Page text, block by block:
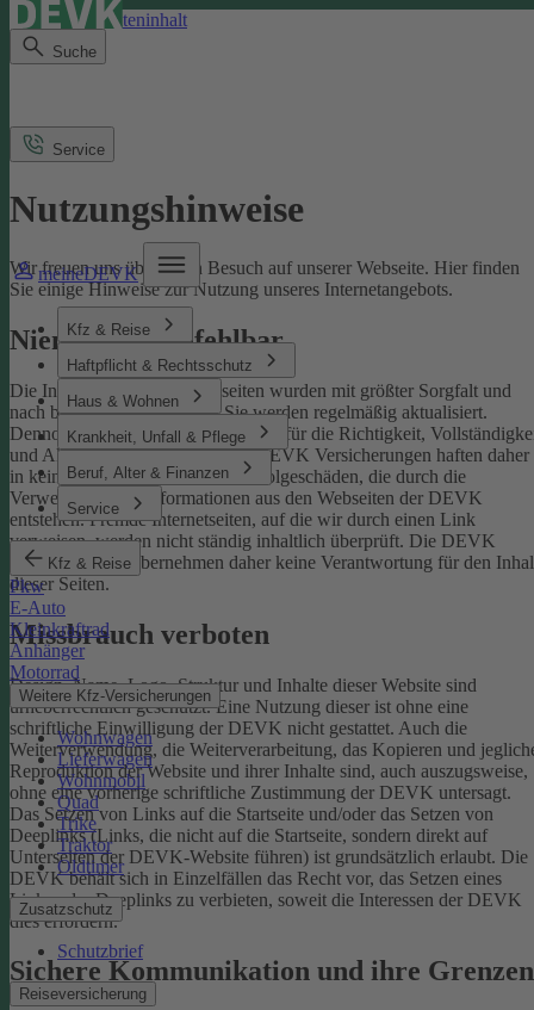
Direkt zum Seiteninhalt
Suche
meineDEVK
Kfz & Reise
Haftpflicht & Rechtsschutz
Haus & Wohnen
Krankheit, Unfall & Pflege
Beruf, Alter & Finanzen
Service
Kfz & Reise
Pkw
E-Auto
Kleinkraftrad
Anhänger
Motorrad
Weitere Kfz-Versicherungen
Wohnwagen
Lieferwagen
Wohnmobil
Quad
Trike
Traktor
Oldtimer
Zusatzschutz
Schutzbrief
Reiseversicherung
Service
Nutzungshinweise
Wir freuen uns über Ihren Besuch auf unserer Webseite. Hier finden
Sie einige Hinweise zur Nutzung unseres Internetangebots.
Niemand ist unfehlbar
Die Inhalte der DEVK-Webseiten wurden mit größter Sorgfalt und
nach bestem Wissen erstellt. Sie werden regelmäßig aktualisiert.
Dennoch können wir keine Gewähr für die Richtigkeit,
und Aktualität übernehmen. Die DEVK Versicherungen haften daher
in keinem Fall für Schäden oder Folgeschäden, die durch die
Verwendung von Informationen aus den Webseiten der DEVK
entstehen. Fremde Internetseiten, auf die wir durch einen Link
verweisen, werden nicht ständig inhaltlich überprüft. Die DEVK
Versicherungen übernehmen daher keine Verantwortung für den
dieser Seiten.
Missbrauch verboten
Design, Name, Logo, Struktur und Inhalte dieser Website sind
urheberrechtlich geschützt. Eine Nutzung dieser ist ohne eine
schriftliche Einwilligung der DEVK nicht gestattet. Auch die
Weiterverwendung, die Weiterverarbeitung, das Kopieren und
Reproduktion der Website und ihrer Inhalte sind, auch auszugsweise,
ohne eine vorherige schriftliche Zustimmung der DEVK untersagt.
Das Setzen von Links auf die Startseite und/oder das Setzen von
Deeplinks (Links, die nicht auf die Startseite, sondern direkt auf
Unterseiten der DEVK-Website führen) ist grundsätzlich erlaubt. Die
DEVK behält sich in Einzelfällen das Recht vor, das Setzen eines
Links oder Deeplinks zu verbieten, soweit die Interessen der DEVK
dies erfordern.
Sichere Kommunikation und ihre Grenzen